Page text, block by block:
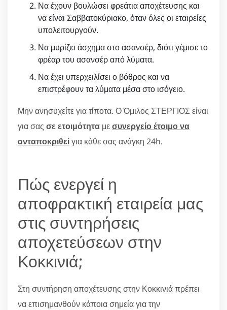
Να έχουν βουλώσει φρεάτια αποχέτευσης και
να είναι Σαββατοκύριακο, όταν όλες οι εταιρείες
υπολειτουργούν.
Να μυρίζει άσχημα στο ασανσέρ, διότι γέμισε το
φρέαρ του ασανσέρ από λύματα.
Να έχει υπερχειλίσει ο βόθρος και να
επιστρέφουν τα λύματα μέσα στο ισόγειο.
Μην ανησυχείτε για τίποτα. Ο Όμιλος ΣΤΕΡΓΙΟΣ είναι
για σας σε ετοιμότητα μεσυνεργείο έτοιμο να
ανταποκριθείγια κάθε σας ανάγκη 24h.
Πώς ενεργεί η
αποφρακτική εταιρεία μας
στις συντηρήσεις
αποχετεύσεων στην
Κοκκινιά;
Στη συντήρηση αποχέτευσης στην Κοκκινιά πρέπει
να επισημανθούν κάποια σημεία για την